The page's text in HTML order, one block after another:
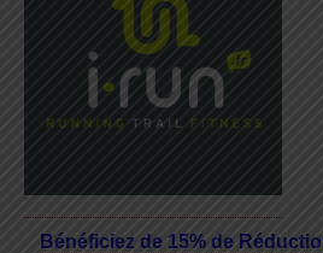
Bénéficiez de 15% de